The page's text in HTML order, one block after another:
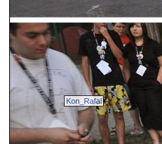
Kon_Rafal